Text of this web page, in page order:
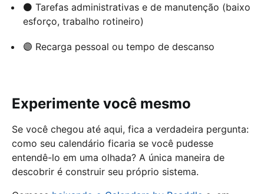
⚫ Tarefas administrativas e de manutenção (baixo
esforço, trabalho rotineiro)
🟣 Recarga pessoal ou tempo de descanso
Experimente você mesmo
Se você chegou até aqui, fica a verdadeira pergunta:
como seu calendário ficaria se você pudesse
entendê-lo em uma olhada? A única maneira de
descobrir é construir seu próprio sistema.